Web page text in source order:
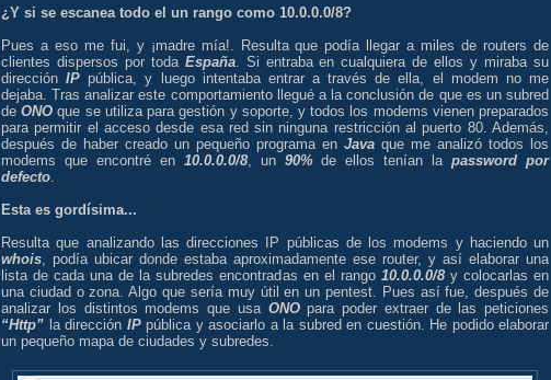
¿Y si se escanea todo el un rango como 10.0.0.0/8?
Pues a eso me fui, y ¡madre mía!. Resulta que podía llegar a miles de routers de
clientes dispersos por toda España. Si entraba en cualquiera de ellos y miraba su
direcciónIP pública, y luego intentaba entrar a través de ella, el modem no me
dejaba. Tras analizar este comportamiento llegué a la conclusión de que es un subred
deONO que se utiliza para gestión y soporte, y todos los modems vienen preparados
para permitir el acceso desde esa red sin ninguna restricción al puerto 80. Además,
después de haber creado un pequeño programa en Java que me analizó todos los
modems que encontré en 10.0.0.0/8, un 90%de ellos tenían lapassword por
defecto
Esta es gordísima...
Resulta que analizando las direcciones IP públicas de los modems y haciendo un
whois , podía ubicar donde estaba aproximadamente ese router, y así elaborar una
lista de cada una de la subredes encontradas en el rango 10.0.0.0/8y colocarlas en
una ciudad o zona. Algo que sería muy útil en un pentest. Pues así fue, después de
analizar los distintos modems que usa ONOpara poder extraer de las peticiones
“Http” la dirección IPpública y asociarlo a la subred en cuestión. He podido elaborar
un pequeño mapa de ciudades y subredes.